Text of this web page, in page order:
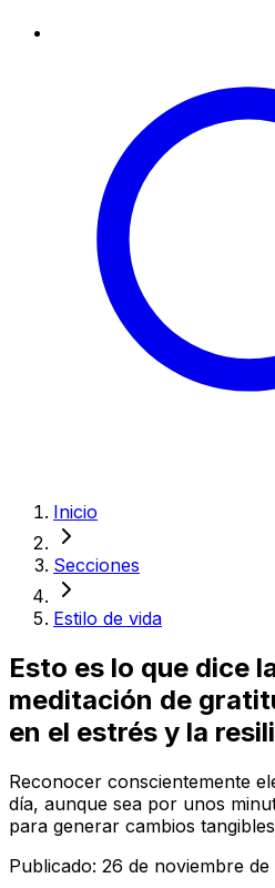
Inicio
Secciones
Estilo de vida
Esto es lo que dice
meditación de
en el estrés y la
Reconocer conscientemente
día, aunque sea por unos
para generar cambios
Publicado: 26 de noviembre de